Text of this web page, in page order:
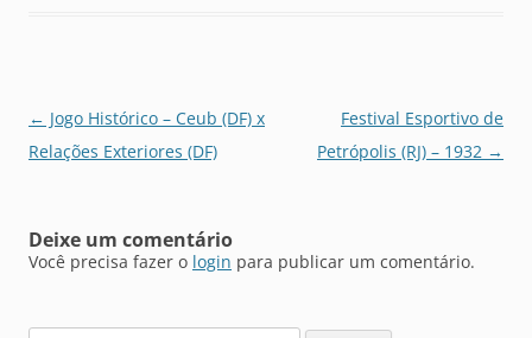
Navegação
de
← Jogo Histórico – Ceub (DF) x
Relações Exteriores (DF)
Festival Esportivo de
Petrópolis (RJ) – 1932 →
Deixe um comentário
Você precisa fazer o login para publicar um comentário.